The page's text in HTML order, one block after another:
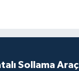
Sollama Araç